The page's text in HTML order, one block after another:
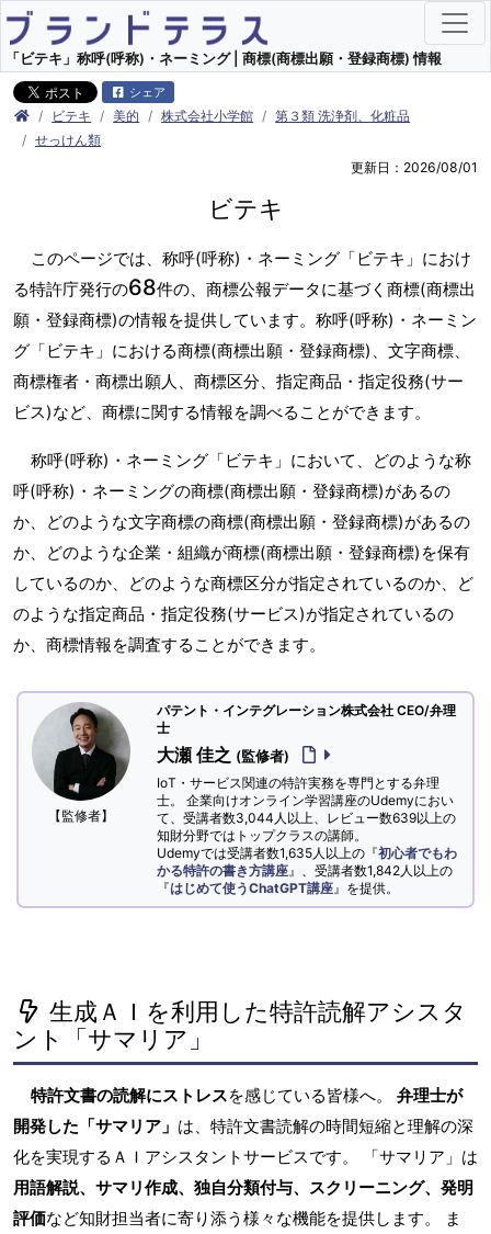
「ビテキ」称呼(呼称)・ネーミング | 商標(商標出願・登録商標) 情報
シェア
ビテキ 美的 株式会社小学館
第３類 洗浄剤、化粧品
せっけん類
更新日：2026/08/01
ビテキ
このページでは、称呼(呼称)・ネーミング「ビテキ」におけ
る特許庁発行の68件の、商標公報データに基づく商標(商標出
願・登録商標)の情報を提供しています。称呼(呼称)・ネーミン
グ「ビテキ」における商標(商標出願・登録商標)、文字商標、
商標権者・商標出願人、商標区分、指定商品・指定役務(サー
ビス)など、商標に関する情報を調べることができます。
称呼(呼称)・ネーミング「ビテキ」において、どのような称
呼(呼称)・ネーミングの商標(商標出願・登録商標)があるの
か、どのような文字商標の商標(商標出願・登録商標)があるの
か、どのような企業・組織が商標(商標出願・登録商標)を保有
しているのか、どのような商標区分が指定されているのか、ど
のような指定商品・指定役務(サービス)が指定されているの
か、商標情報を調査することができます。
【監修者】
パテント・インテグレーション株式会社 CEO/弁理
士
大瀬 佳之 (監修者)
IoT・サービス関連の特許実務を専門とする弁理
士。 企業向けオンライン学習講座のUdemyにおい
て、受講者数3,044人以上、レビュー数639以上の
知財分野ではトップクラスの講師。
Udemyでは受講者数1,635人以上の『初心者でもわ
かる特許の書き方講座 』、受講者数1,842人以上の
『はじめて使うChatGPT講座 』を提供。
生成ＡＩを利用した特許読解アシスタ
ント「サマリア」
特許文書の読解にストレスを感じている皆様へ。 弁理士が
開発した「サマリア」 は、特許文書読解の時間短縮と理解の深
化を実現するＡＩアシスタントサービスです。 「サマリア」は
用語解説、サマリ作成、独自分類付与、スクリーニング、発明
評価など知財担当者に寄り添う様々な機能を提供します。 ま